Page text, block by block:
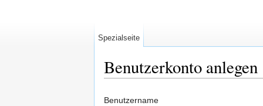
Benutzerkonto anlegen
Benutzername
Spezialseite